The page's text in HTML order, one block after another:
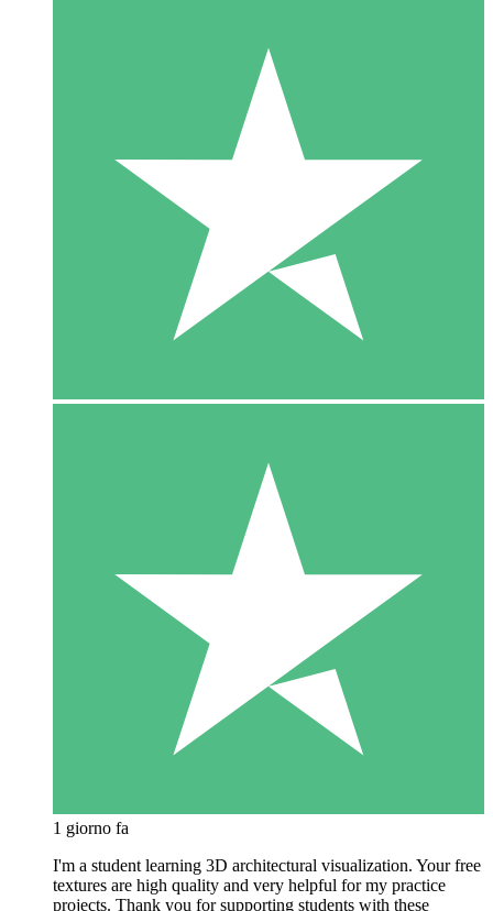
1 giorno fa
I'm a student learning 3D architectural visualization. Your free
textures are high quality and very helpful for my practice
projects. Thank you for supporting students with these